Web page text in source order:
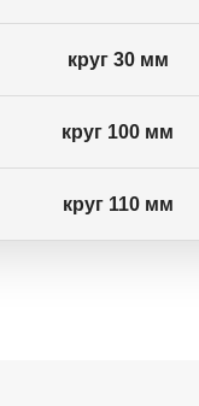
круг 30 мм
круг 100 мм
круг 110 мм